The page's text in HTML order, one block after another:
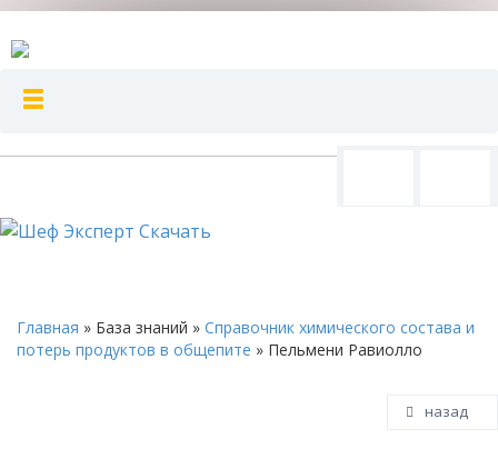
Главная » База знаний » Справочник химического состава и
потерь продуктов в общепите » Пельмени Равиолло
назад